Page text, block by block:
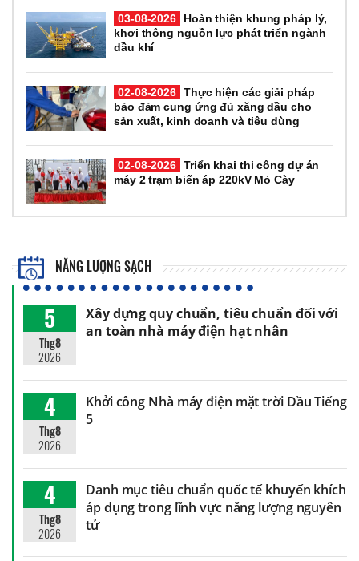
03-08-2026
Hoàn thiện khung pháp lý,
khơi thông nguồn lực phát triển ngành
dầu khí
02-08-2026 Thực hiện các giải pháp
bảo đảm cung ứng đủ xăng dầu cho
sản xuất, kinh doanh và tiêu dùng
02-08-2026 Triển khai thi công dự án
máy 2 trạm biến áp 220kV Mỏ Cày
NĂNG LƯỢNG SẠCH
5
Thg8
2026
Xây dựng quy chuẩn, tiêu chuẩn đối với
an toàn nhà máy điện hạt nhân
4
Thg8
2026
Khởi công Nhà máy điện mặt trời Dầu Tiếng
5
4
Thg8
2026
Danh mục tiêu chuẩn quốc tế khuyến khích
áp dụng trong lĩnh vực năng lượng nguyên
tử